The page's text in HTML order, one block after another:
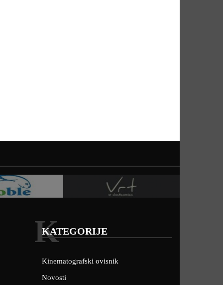
KATEGORIJE
K
Kinematografski ovisnik
Novosti